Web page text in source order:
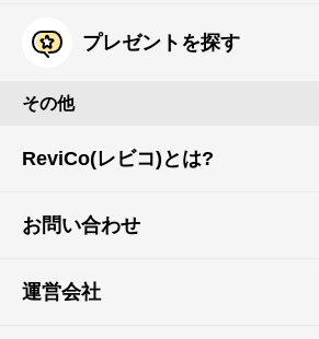
プレゼントを探す
その他
ReviCo(レビコ)とは?
お問い合わせ
運営会社